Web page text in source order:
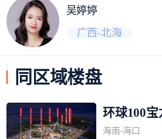
吴婷婷
广西-北海
同区域楼盘
海南-海口